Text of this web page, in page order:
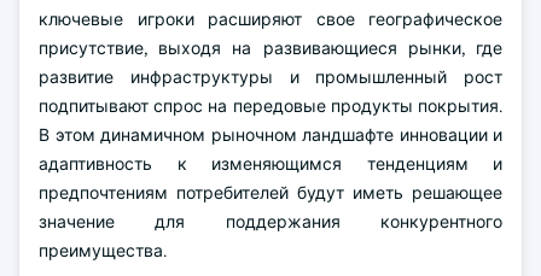
ключевые игроки расширяют свое географическое
присутствие, выходя на развивающиеся рынки, где
развитие инфраструктуры и промышленный рост
подпитывают спрос на передовые продукты покрытия.
В этом динамичном рыночном ландшафте инновации и
адаптивность к изменяющимся тенденциям и
предпочтениям потребителей будут иметь решающее
значение для поддержания конкурентного
преимущества.